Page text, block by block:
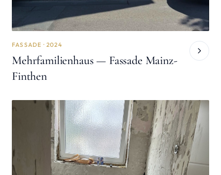
FASSADE · 2024
Mehrfamilienhaus — Fassade Mainz-
Finthen